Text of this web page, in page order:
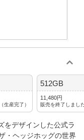
生産完了）
512GB
11,480円
販売を終了しまし
をデザインした公式ラ
・ヘッジホッグの世界